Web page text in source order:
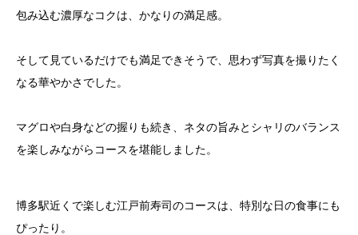
包み込む濃厚なコクは、かなりの満足感。
そして見ているだけでも満足できそうで、思わず写真を撮りたく
なる華やかさでした。
マグロや白身などの握りも続き、ネタの旨みとシャリのバランス
を楽しみながらコースを堪能しました。
博多駅近くで楽しむ江戸前寿司のコースは、特別な日の食事にも
ぴったり。